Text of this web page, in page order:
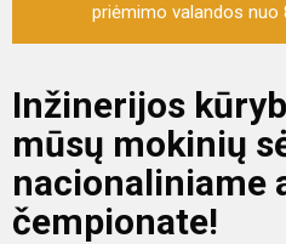
priėmimo valandos nuo
Inžinerijos
mūsų mokinių
nacionaliniame
čempionate!